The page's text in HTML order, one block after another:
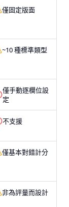
僅固定版面
~10 種標準類型
僅手動逐欄位設
定
不支援
僅基本對錯計分
非為評量而設計